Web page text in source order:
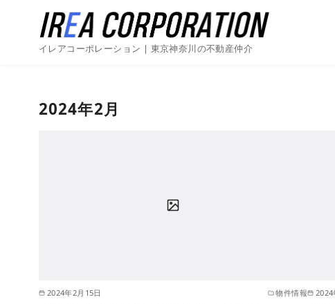
イレアコーポレーション | 東京神奈川の不動産仲介
2024年2月
2024年2月15日 物件情報 2024